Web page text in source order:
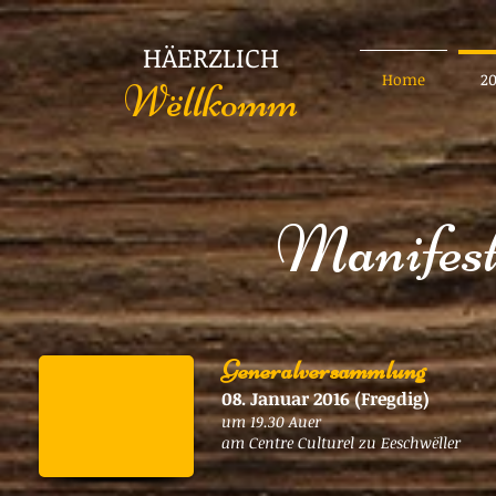
HÄERZLICH
Wëllkomm Home
Generalversammlung
08. Januar 2016 (Fregdig)
um 19.30 Auer
am Centre Culturel zu Eeschwëller